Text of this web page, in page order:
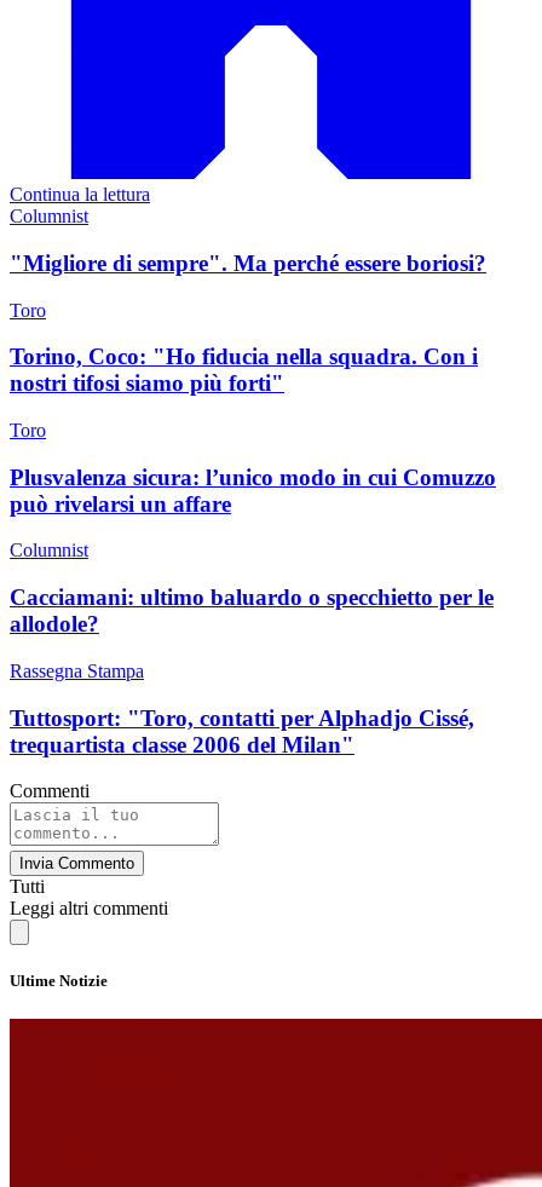
Continua la lettura
Columnist
"Migliore di sempre". Ma perché essere boriosi?
Toro
Torino, Coco: "Ho fiducia nella squadra. Con i
nostri tifosi siamo più forti"
Toro
Plusvalenza sicura: l’unico modo in cui Comuzzo
può rivelarsi un affare
Columnist
Cacciamani: ultimo baluardo o specchietto per le
allodole?
Rassegna Stampa
Tuttosport: "Toro, contatti per Alphadjo Cissé,
trequartista classe 2006 del Milan"
Commenti
Invia Commento
Tutti
Leggi altri commenti
Ultime Notizie